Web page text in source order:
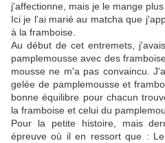
j'affectionne, mais je le mange plus
Ici je l'ai marié au matcha que
à la framboise.
Au début de cet entremets,
pamplemousse avec des
mousse ne m'a pas convaincu.
gelée de pamplemousse et
bonne équilibre pour chacun
la framboise et celui du
Pour la petite histoire, mais
épreuve où il en ressort que :